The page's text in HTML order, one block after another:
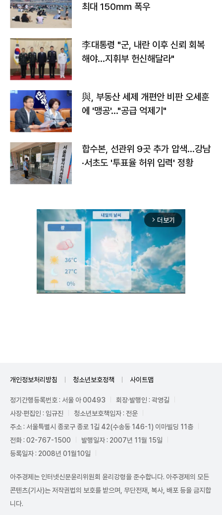
최대 150㎜ 폭우
李대통령 "군, 내란 이후 신뢰 회복
해야…지휘부 헌신해달라"
與, 부동산 세제 개편안 비판 오세훈
에 '맹공'…"공급 억제기"
합수본, 선관위 9곳 추가 압색…강남
·서초도 '투표율 허위 입력' 정황
arrow_forward_ios 더보기
개인정보처리방침 청소년보호정책 사이트맵
정기간행등록번호 : 서울 아 00493
회장·발행인 : 곽영길
사장·편집인 : 임규진
청소년보호책임자 : 전운
주소 : 서울특별시 종로구 종로 1길 42(수송동 146-1) 이마빌딩 11층
전화 : 02-767-1500
발행일자 : 2007년 11월 15일
등록일자 : 2008년 01월10일
아주경제는 인터넷신문윤리위원회 윤리강령을 준수합니다. 아주경제의 모든
콘텐츠(기사)는 저작권법의 보호를 받으며, 무단전재, 복사, 배포 등을 금지합
니다.